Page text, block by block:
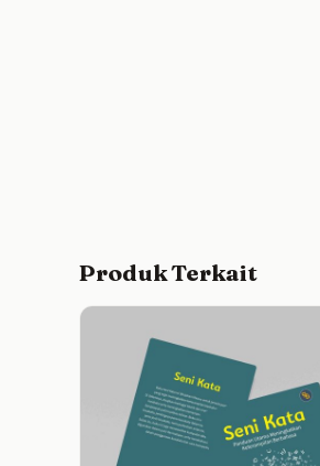
Produk Terkait